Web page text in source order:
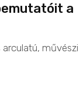
a
arculatú, művészi